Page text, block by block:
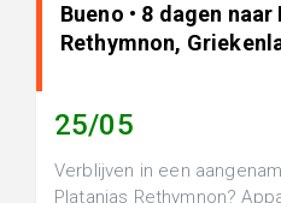
Bueno • 8 dagen
Rethymnon,
25/05
Verblijven in een
Platanias Rethymnon?